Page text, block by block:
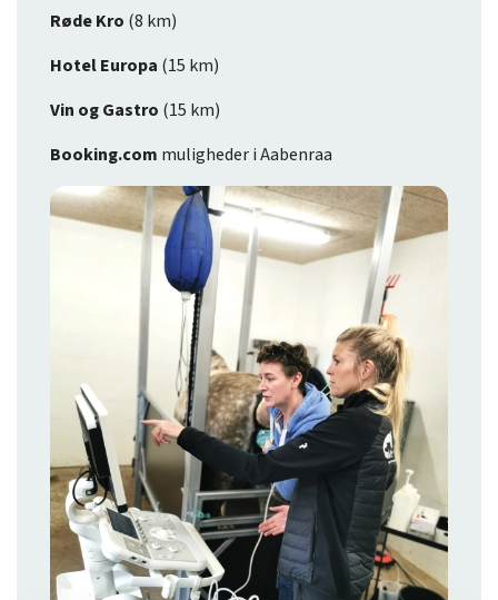
Røde Kro (8 km)
Hotel Europa (15 km)
Vin og Gastro (15 km)
Booking.com muligheder i Aabenraa